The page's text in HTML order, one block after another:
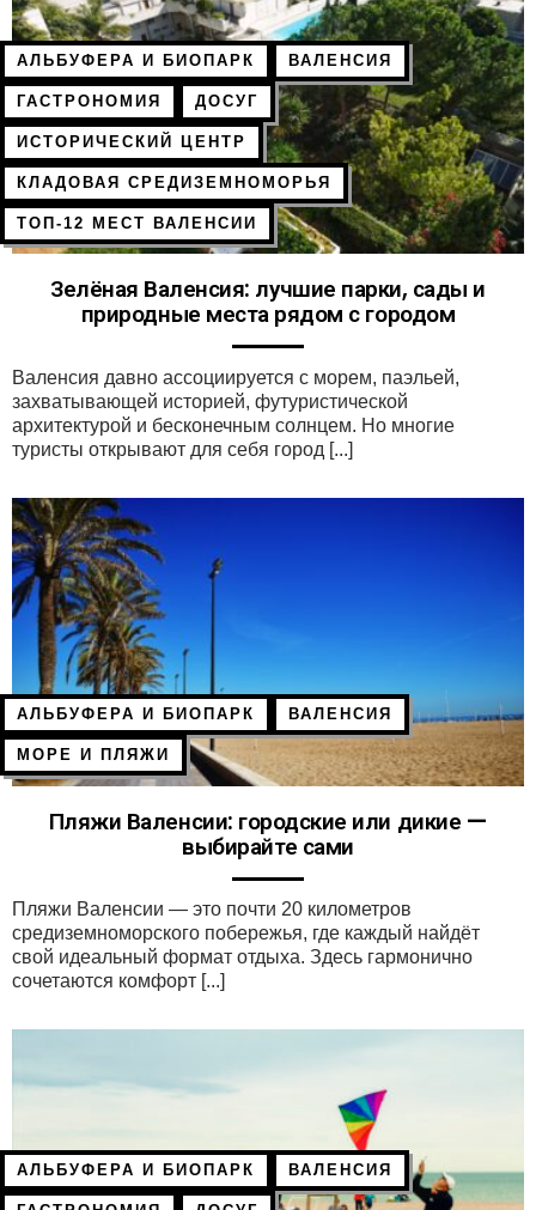
АЛЬБУФЕРА И БИОПАРК ВАЛЕНСИЯ
ГАСТРОНОМИЯ ДОСУГ
ИСТОРИЧЕСКИЙ ЦЕНТР
КЛАДОВАЯ СРЕДИЗЕМНОМОРЬЯ
ТОП-12 МЕСТ ВАЛЕНСИИ
Зелёная Валенсия: лучшие парки, сады и
природные места рядом с городом
Валенсия давно ассоциируется с морем, паэльей,
захватывающей историей, футуристической
архитектурой и бесконечным солнцем. Но многие
туристы открывают для себя город [...]
АЛЬБУФЕРА И БИОПАРК ВАЛЕНСИЯ
МОРЕ И ПЛЯЖИ
Пляжи Валенсии: городские или дикие —
выбирайте сами
Пляжи Валенсии — это почти 20 километров
средиземноморского побережья, где каждый найдёт
свой идеальный формат отдыха. Здесь гармонично
сочетаются комфорт [...]
АЛЬБУФЕРА И БИОПАРК ВАЛЕНСИЯ